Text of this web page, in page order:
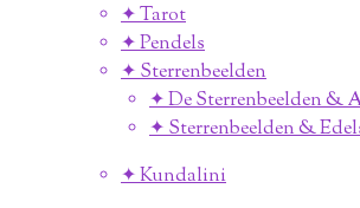
✦ Tarot
✦ Pendels
✦ Sterrenbeelden
✦ De Sterrenbeelden &
✦ Sterrenbeelden &
✦ Kundalini